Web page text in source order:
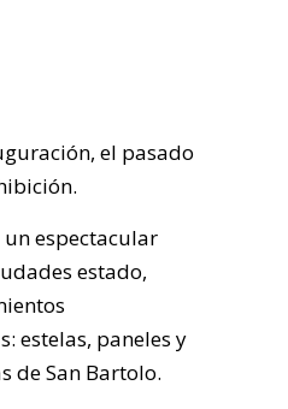
el pasado
espectacular
estado,
estelas, paneles y
de San Bartolo.